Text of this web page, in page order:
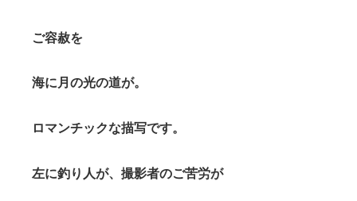
ご容赦を
海に月の光の道が。
ロマンチックな描写です。
左に釣り人が、撮影者のご苦労が